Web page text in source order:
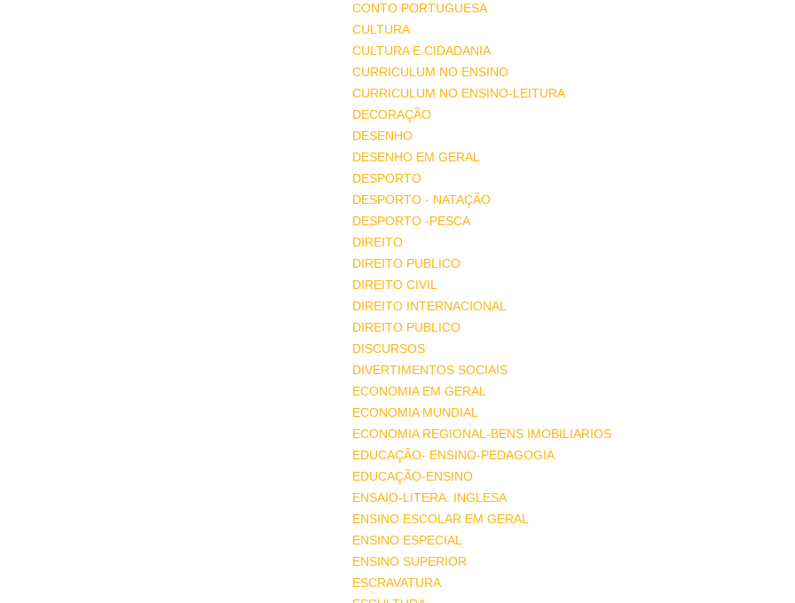
CONTO PORTUGUESA
CULTURA
CULTURA E CIDADANIA
CURRICULUM NO ENSINO
CURRICULUM NO ENSINO-LEITURA
DECORAÇÃO
DESENHO
DESENHO EM GERAL
DESPORTO
DESPORTO - NATAÇÃO
DESPORTO -PESCA
DIREITO
DIREITO PUBLICO
DIREITO CIVIL
DIREITO INTERNACIONAL
DIREITO PUBLICO
DISCURSOS
DIVERTIMENTOS SOCIAIS
ECONOMIA EM GERAL
ECONOMIA MUNDIAL
ECONOMIA REGIONAL-BENS IMOBILIARIOS
EDUCAÇÃO- ENSINO-PEDAGOGIA
EDUCAÇÃO-ENSINO
ENSAIO-LITERA. INGLESA
ENSINO ESCOLAR EM GERAL
ENSINO ESPECIAL
ENSINO SUPERIOR
ESCRAVATURA